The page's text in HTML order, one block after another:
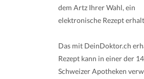
dem Artz Ihrer Wahl, ein
elektronische Rezept
Das mit DeinDoktor.ch
Rezept kann in einer der
Schweizer Apotheken